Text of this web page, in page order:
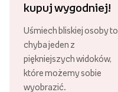
kupuj wygodniej!
Uśmiech bliskiej osoby to
chyba jeden z
piękniejszych widoków,
które możemy sobie
wyobrazić.